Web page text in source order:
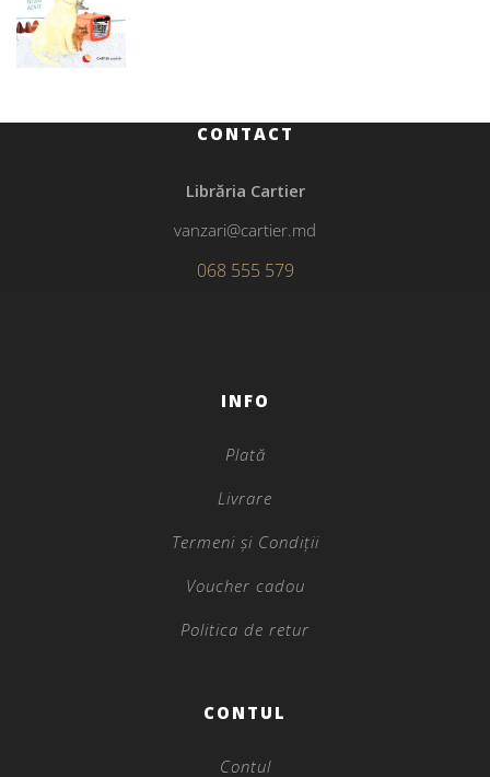
CONTACT
Librăria Cartier
vanzari@cartier.md
068 555 579
INFO
Plată
Livrare
Termeni și Condiții
Voucher cadou
Politica de retur
CONTUL
Contul